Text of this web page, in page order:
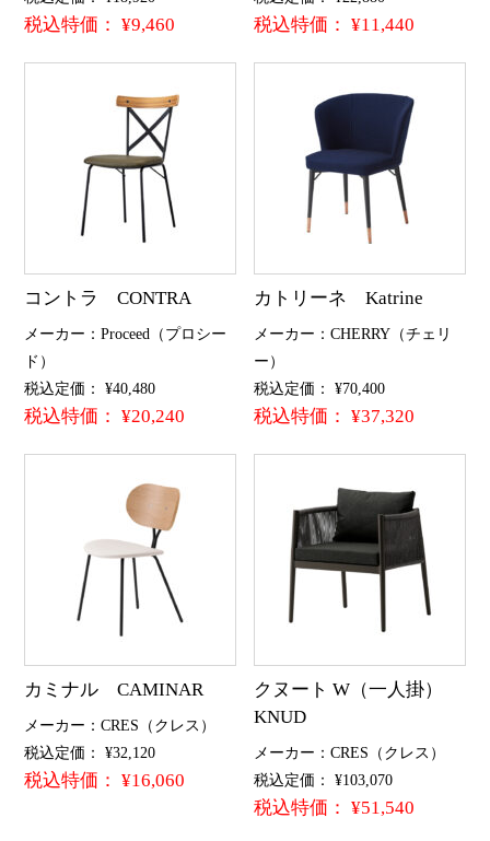
税込特価： ¥9,460 税込特価： ¥11,440
コントラ CONTRA
メーカー：Proceed（プロシー
ド）
税込定価： ¥40,480
税込特価： ¥20,240
カトリーネ Katrine
メーカー：CHERRY（チェリ
ー）
税込定価： ¥70,400
税込特価： ¥37,320
カミナル CAMINAR
メーカー：CRES（クレス）
税込定価： ¥32,120
税込特価： ¥16,060
クヌート W（一人掛）
KNUD
メーカー：CRES（クレス）
税込定価： ¥103,070
税込特価： ¥51,540